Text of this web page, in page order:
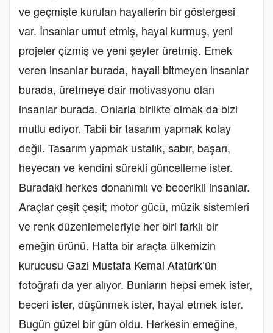
ve geçmişte kurulan hayallerin bir göstergesi
var. İnsanlar umut etmiş, hayal kurmuş, yeni
projeler çizmiş ve yeni şeyler üretmiş. Emek
veren insanlar burada, hayali bitmeyen insanlar
burada, üretmeye dair motivasyonu olan
insanlar burada. Onlarla birlikte olmak da bizi
mutlu ediyor. Tabii bir tasarım yapmak kolay
değil. Tasarım yapmak ustalık, sabır, başarı,
heyecan ve kendini sürekli güncelleme ister.
Buradaki herkes donanımlı ve becerikli insanlar.
Araçlar çeşit çeşit; motor gücü, müzik sistemleri
ve renk düzenlemeleriyle her biri farklı bir
emeğin ürünü. Hatta bir araçta ülkemizin
kurucusu Gazi Mustafa Kemal Atatürk’ün
fotoğrafı da yer alıyor. Bunların hepsi emek ister,
beceri ister, düşünmek ister, hayal etmek ister.
Bugün güzel bir gün oldu. Herkesin emeğine,